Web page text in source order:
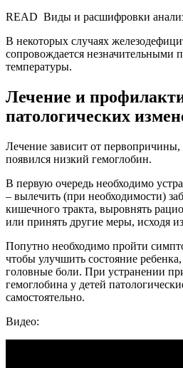
READ Виды и расшифровки
В некоторых случаях
сопровождается незначительными
температуры.
Лечение и
патологических
Лечение зависит от первопричины,
появился низкий гемоглобин.
В первую очередь необходимо
– вылечить (при необходимости)
кишечного тракта, выровнять
или принять другие меры, исходя
Попутно необходимо пройти
чтобы улучшить состояние
головные боли. При устранении
гемоглобина у детей
самостоятельно.
Видео: